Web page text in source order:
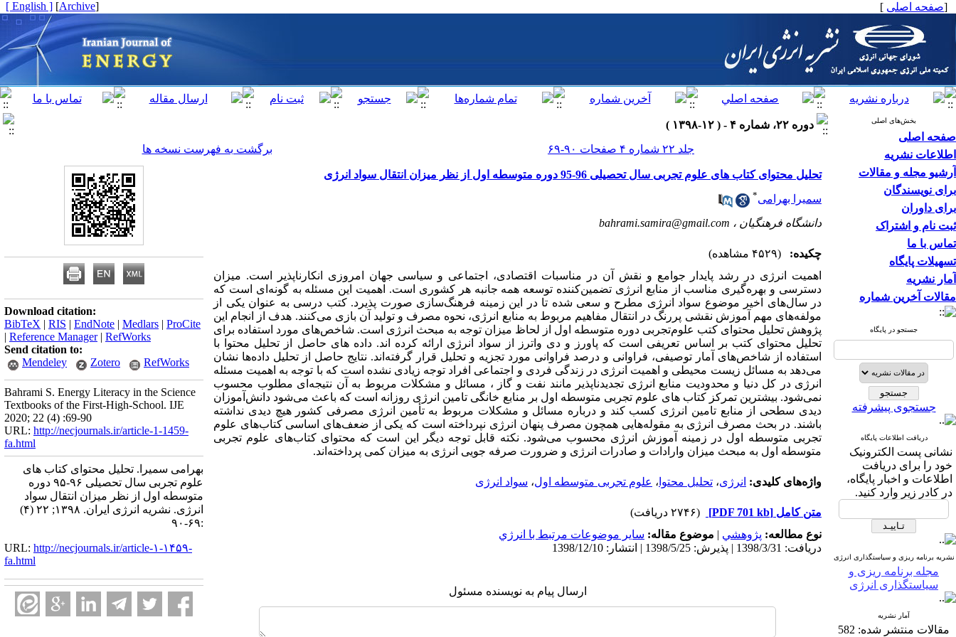
[صفحه اصلی ]
[
Archive
]
[ English ]
بخش‌های اصلی
صفحه اصلی
اطلاعات نشریه
آرشیو مجله و مقالات
برای نویسندگان
برای داوران
ثبت نام و اشتراک
تماس با ما
تسهیلات پایگاه
آمار نشریه
مقالات آخرین شماره
جستجو در پایگاه
جستجوی پیشرفته
دریافت اطلاعات پایگاه
نشانی پست الکترونیک
خود را برای دریافت
اطلاعات و اخبار پایگاه،
در کادر زیر وارد کنید.
نشریه برنامه ریزی و سیاستگذاری انرژی
مجله برنامه ریزی و
سیاستگذاری انرژی
آمار نشریه
مقالات منتشر شده: 582
دوره ۲۲، شماره ۴ - ( ۱۲-۱۳۹۸ )
جلد ۲۲ شماره ۴ صفحات ۹۰-۶۹
برگشت به فهرست نسخه ها
تحلیل محتوای کتاب های علوم تجربی سال تحصیلی 96-95 دوره متوسطه اول از نظر میزان انتقال سواد انرژی
سمیرا بهرامی*
دانشگاه فرهنگیان ، bahrami.samira@gmail.com
چکیده:
(۴۵۲۹ مشاهده)
اهمیت انرژی در رشد پایدار جوامع و نقش آن در مناسبات اقتصادی، اجتماعی و سیاسی جهان امروزی انکارناپذیر است. میزان
دسترسی و بهره‌گیری مناسب از منابع انرژی تضمین‌کننده توسعه همه جانبه هر کشوری است. اهمیت این مسئله به گونه‌ای است که
در سال‌های اخیر موضوع سواد انرژی مطرح و سعی شده تا در این زمینه فرهنگ‌سازی صورت پذیرد. کتب درسی به عنوان یکی از
مولفه‌های مهم آموزش نقشی پررنگ در انتقال مفاهیم مربوط به منابع انرژی، نحوه مصرف و تولید آن بازی می‌کنند. هدف از انجام این
پژوهش تحلیل محتوای کتب علوم‌تجربی دوره متوسطه اول از لحاظ میزان توجه به مبحث انرژی است. شاخص‌های مورد استفاده برای
تحلیل محتوای کتب بر اساس تعریفی است که پاورز و دی واترز از سواد انرژی ارائه کرده اند. داده های حاصل از تحلیل محتوا با
استفاده از شاخص‌های آمار توصیفی، فراوانی و درصد فراوانی مورد تجزیه و تحلیل قرار گرفته‌اند. نتایج حاصل از تحلیل داده‌ها نشان
می‌دهد به مسائل زیست محیطی و اهمیت انرژی در زندگی فردی و اجتماعی افراد توجه زیادی نشده است که با توجه به اهمیت مسئله
انرژی در کل دنیا و محدودیت منابع انرژی تجدیدناپذیر مانند نفت و گاز ، مسائل و مشکلات مربوط به آن نتیجه ای مطلوب محسوب
نمی‌شود. بیشترین تمرکز کتاب های علوم تجربی متوسطه اول بر منابع خانگی تامین انرژی روزانه است که باعث می‌شود دانش‌آموزان
دیدی سطحی از منابع تامین انرژی کسب کند و درباره مسائل و مشکلات مربوط به تأمین انرژی مصرفی کشور هیچ دیدی نداشته
باشند. در بحث مصرف انرژی به مقوله‌هایی همچون مصرف پنهان انرژی نپرداخته است که یکی از ضعف‌های اساسی کتاب‌های علوم
تجربی متوسطه اول در زمینه آموزش انرژی محسوب می‌شود. نکته قابل توجه دیگر این است که محتوای کتاب‌های علوم تجربی
متوسطه اول به مبحث میزان وارادات و صادرات انرژی و ضرورت صرفه جویی انرژی به میزان کمی پرداخته‌اند.
واژه‌های کلیدی: انرژی، تحلیل محتوا ، علوم تجربی متوسطه اول، سواد انرژی
متن کامل [PDF 701 kb]
(۲۷۴۶ دریافت)
نوع مطالعه: پژوهشي | موضوع مقاله: ساير موضوعات مرتبط با انرژي
دریافت: 1398/3/31 | پذیرش: 1398/5/25 | انتشار: 1398/12/10
ارسال پیام به نویسنده مسئول
Download citation:
BibTeX | RIS | EndNote | Medlars | ProCite
| Reference Manager| RefWorks
Send citation to:
Mendeley
Zotero RefWorks
Bahrami S. Energy Literacy in the Science
Textbooks of the First-High-School. IJE
2020; 22 (4) :69-90
URL: http://necjournals.ir/article-1-1459-
fa.html
بهرامی سمیرا. تحلیل محتوای کتاب های
علوم تجربی سال تحصیلی ۹۶-۹۵ دوره
متوسطه اول از نظر میزان انتقال سواد
انرژی. نشریه انرژی ایران. ۱۳۹۸; ۲۲ (۴)
:۶۹-۹۰
URL: http://necjournals.ir/article-۱-۱۴۵۹-
fa.html